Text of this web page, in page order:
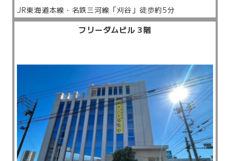
JR東海道本線・名鉄三河線「刈谷」徒歩約5分
フリーダムビル 3階